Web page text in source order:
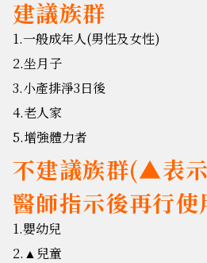
建議族群
1.一般成年人(男性及女性)
2.坐月子
3.小產排淨3日後
4.老人家
5.增強體力者
不建議族群(▲表
醫師指示後再行使
1.嬰幼兒
2. ▲ 兒童